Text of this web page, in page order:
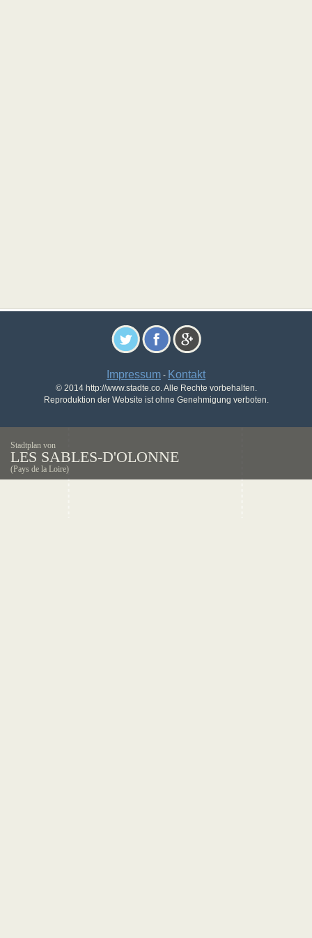
Impressum - Kontakt
© 2014 http://www.stadte.co. Alle Rechte vorbehalten.
Reproduktion der Website ist ohne Genehmigung verboten.
Stadtplan von
LES SABLES-D'OLONNE
(Pays de la Loire)